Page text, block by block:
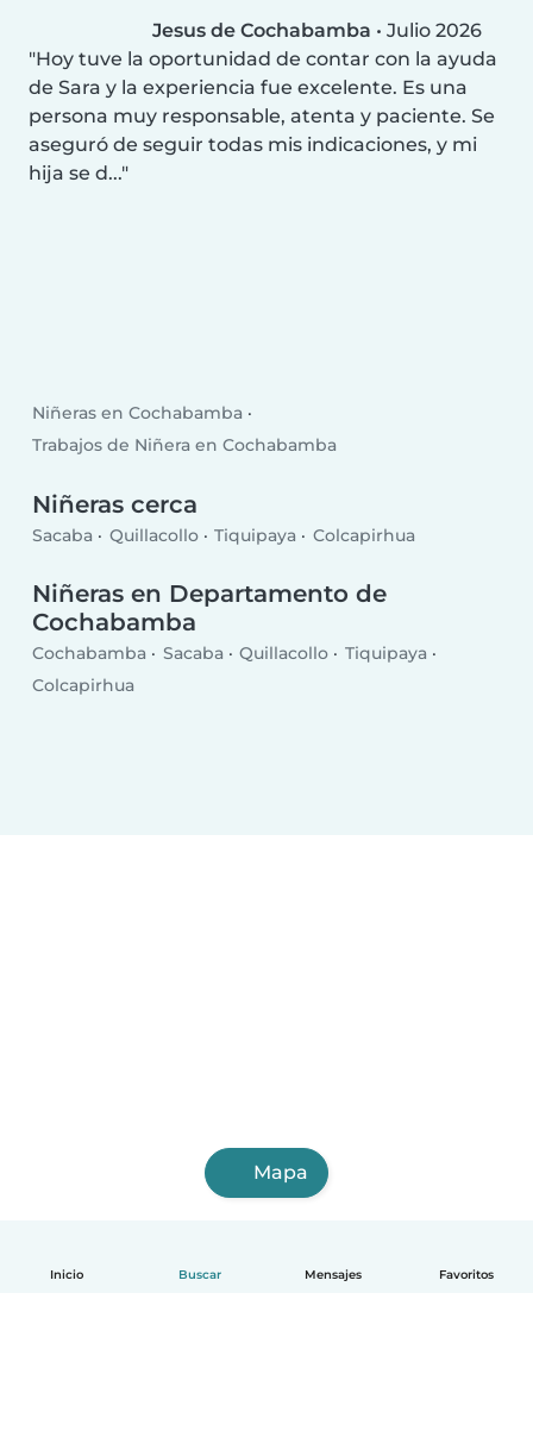
Inicio Buscar Mensajes Favoritos
Jesus de Cochabamba • Julio 2026
Hoy tuve la oportunidad de contar con la ayuda
de Sara y la experiencia fue excelente. Es una
persona muy responsable, atenta y paciente. Se
aseguró de seguir todas mis indicaciones, y mi
hija se d...
Niñeras en Cochabamba
Trabajos de Niñera en Cochabamba
Niñeras cerca
Sacaba Quillacollo Tiquipaya Colcapirhua
Niñeras en Departamento de
Cochabamba
Cochabamba Sacaba Quillacollo
Tiquipaya
Colcapirhua
Mapa